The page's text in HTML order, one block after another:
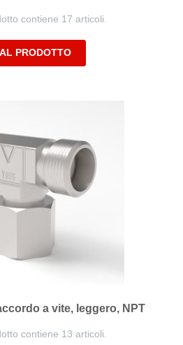
contiene 17 articoli.
PRODOTTO
a vite, leggero, NPT
contiene 13 articoli.